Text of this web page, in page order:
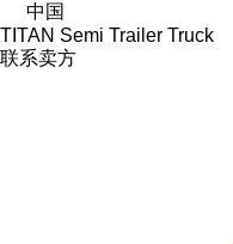
中国
TITAN Semi Trailer Truck
联系卖方